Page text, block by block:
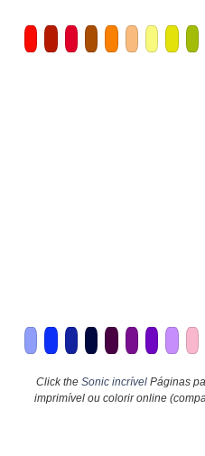
Click the Sonic incrívelPáginas
imprimível ou colorir online